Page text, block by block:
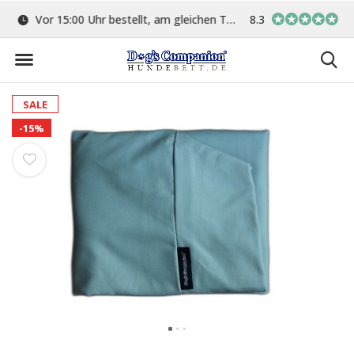
Vor 15:00 Uhr bestellt, am gleichen Tag versand In eigener
8.3
SALE
-15%